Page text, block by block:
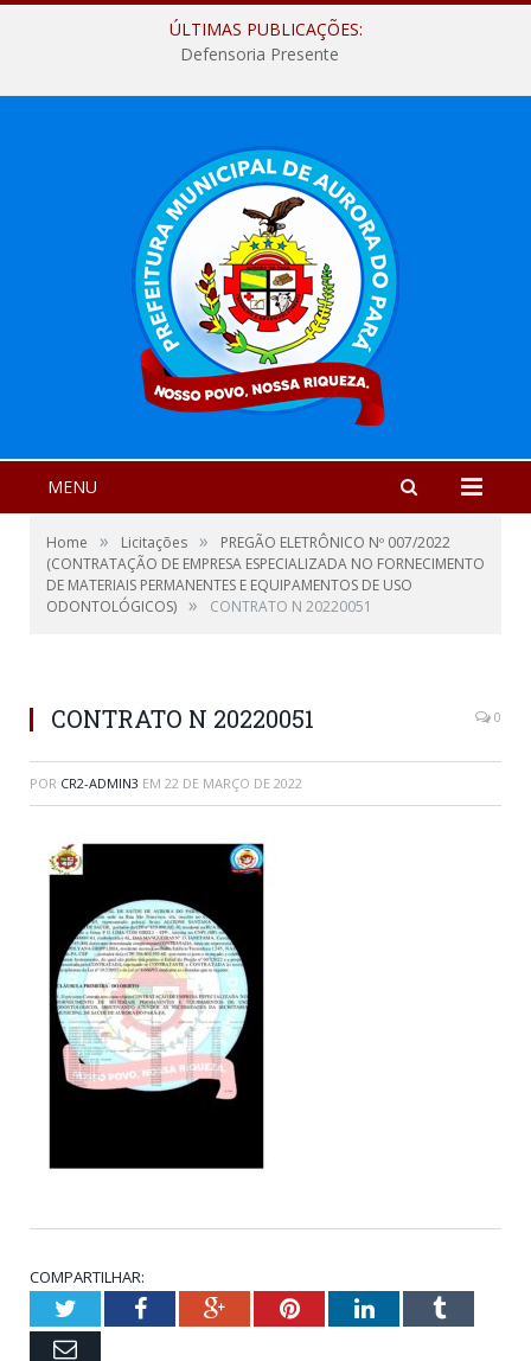
ÚLTIMAS PUBLICAÇÕES:
Defensoria Presente
MENU
Home » Licitações »
PREGÃO ELETRÔNICO Nº 007/2022
(CONTRATAÇÃO DE EMPRESA ESPECIALIZADA NO FORNECIMENTO
DE MATERIAIS PERMANENTES E EQUIPAMENTOS DE USO
ODONTOLÓGICOS) » CONTRATO N 20220051
CONTRATO N 20220051 0
POR CR2-ADMIN3 EM 22 DE MARÇO DE 2022
COMPARTILHAR:
TwitterFacebookGoogle+PinterestLinkedInTumblr
Email